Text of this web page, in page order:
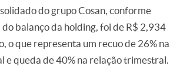
do grupo Cosan, conforme
do balanço da holding, foi de R$ 2,934
o que representa um recuo de 26% na
e queda de 40% na relação trimestral.